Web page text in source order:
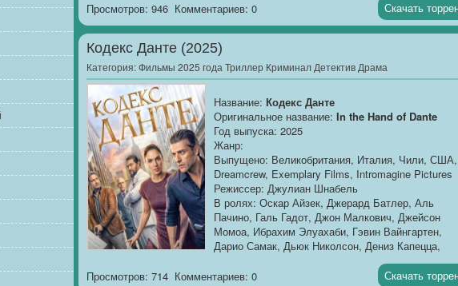
: Сидни Прескотт наконец обрела
она живёт в уютном доме в тихом городке,
дочь и пытается забыть кошмары,
её десятилетиями. Но когда в их районе находят
тело с неизменной маской Призрачного Лица,
Новый убийца не просто копирует почерк
предыдущих маньяков — он охотится именно за её
семьёй, и первой целью становится дочь Сидни.
Сидни понимает: полиция бессильна, а старые
правила игры больше не работают. Ей снова
приходится примерять роль жертвы и охотницы
одновременно, но теперь ставки выше, чем когда-
либо. На помощь приходит Гейл Уизерс, чьё
журналистское чутьё подсказывает, что этот
убийца знает о Сидни то, чего не знают другие. В
финальной схватке, где прошлое и настоящее
сплетаются в кровавый узел, женщина должна
задать себе главный вопрос: можно ли убить
Просмотров: 946 Комментариев: 0 Скачать
Кодекс Данте (2025)
Категория:Фильмы 2025 года Триллер Криминал Детектив Драма
Название: Кодекс Данте
Оригинальное название: In the Hand of Dante
Год выпуска: 2025
Жанр:
Выпущено: Великобритания, Италия, Чили, США,
Dreamcrew, Exemplary Films, Intromagine Pictures
Режиссер: Джулиан Шнабель
В ролях: Оскар Айзек, Джерард Батлер, Аль
Пачино, Галь Гадот, Джон Малкович, Джейсон
Момоа, Ибрахим Элуахаби, Гэвин Вайнгартен,
Дарио Самак, Дьюк Николсон, Дениз Капецца,
Гален Хоппер, Луис Канселми, Лоренцо
Продолжительность:
Просмотров: 714 Комментариев: 0 Скачать